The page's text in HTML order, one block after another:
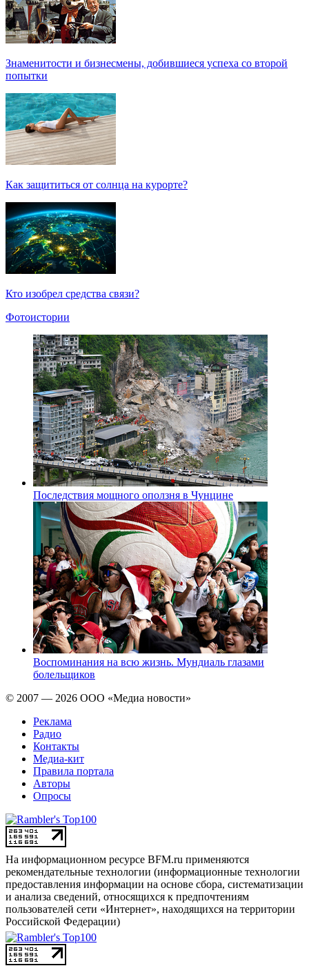
Знаменитости и бизнесмены, добившиеся успеха со второй
попытки
Как защититься от солнца на курорте?
Кто изобрел средства связи?
Фотоистории
Последствия мощного оползня в Чунцине
Воспоминания на всю жизнь. Мундиаль глазами
болельщиков
© 2007 — 2026 ООО «Медиа новости»
Реклама
Радио
Контакты
Медиа-кит
Правила портала
Авторы
Опросы
На информационном ресурсе BFM.ru применяются
рекомендательные технологии (информационные технологии
предоставления информации на основе сбора, систематизации
и анализа сведений, относящихся к предпочтениям
пользователей сети «Интернет», находящихся на территории
Российской Федерации)